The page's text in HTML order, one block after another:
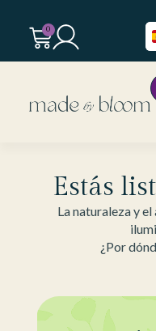
0
Estás
La naturaleza y
¿Por